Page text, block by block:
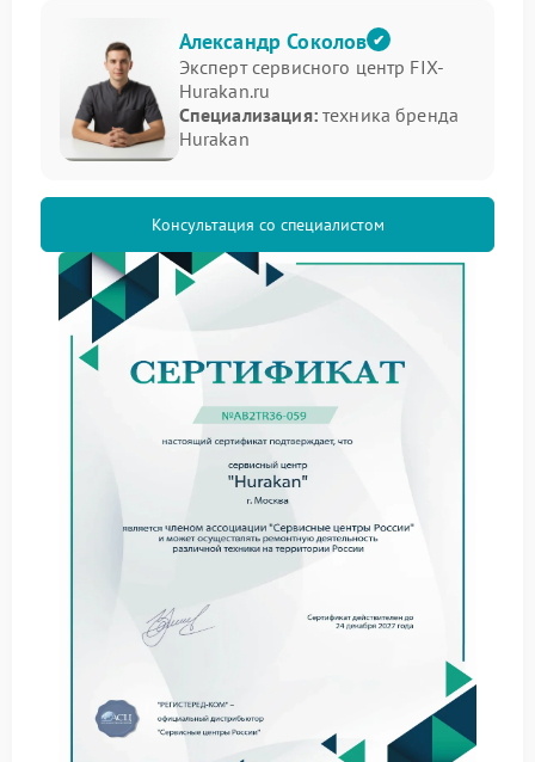
Основные причины снижения
температуры
Проблема может возникать по разным причинам:
износ нагревательного элемента;
сбои в датчике температуры;
ошибки в настройках приготовления.
Даже незначительное отклонение в работе влияет
на итоговый результат, поэтому сервис Hurakan
рекомендует не откладывать диагностику.
Что можно сделать
самостоятельно
Перед обращением к специалистам стоит
выполнить базовые действия:
проверить установленную температуру;
выполнить очистку от накипи;
прогреть систему перед приготовлением;
Если ситуация не изменилась, потребуется
сервисный центр Hurakan для более детального
вмешательства.
Когда требуется
профессиональный ремонт
Александр Соколов
Эксперт сервисного центр FIX-
Hurakan.ru
Специализация:техника бренда
Hurakan
Консультация со специалистом